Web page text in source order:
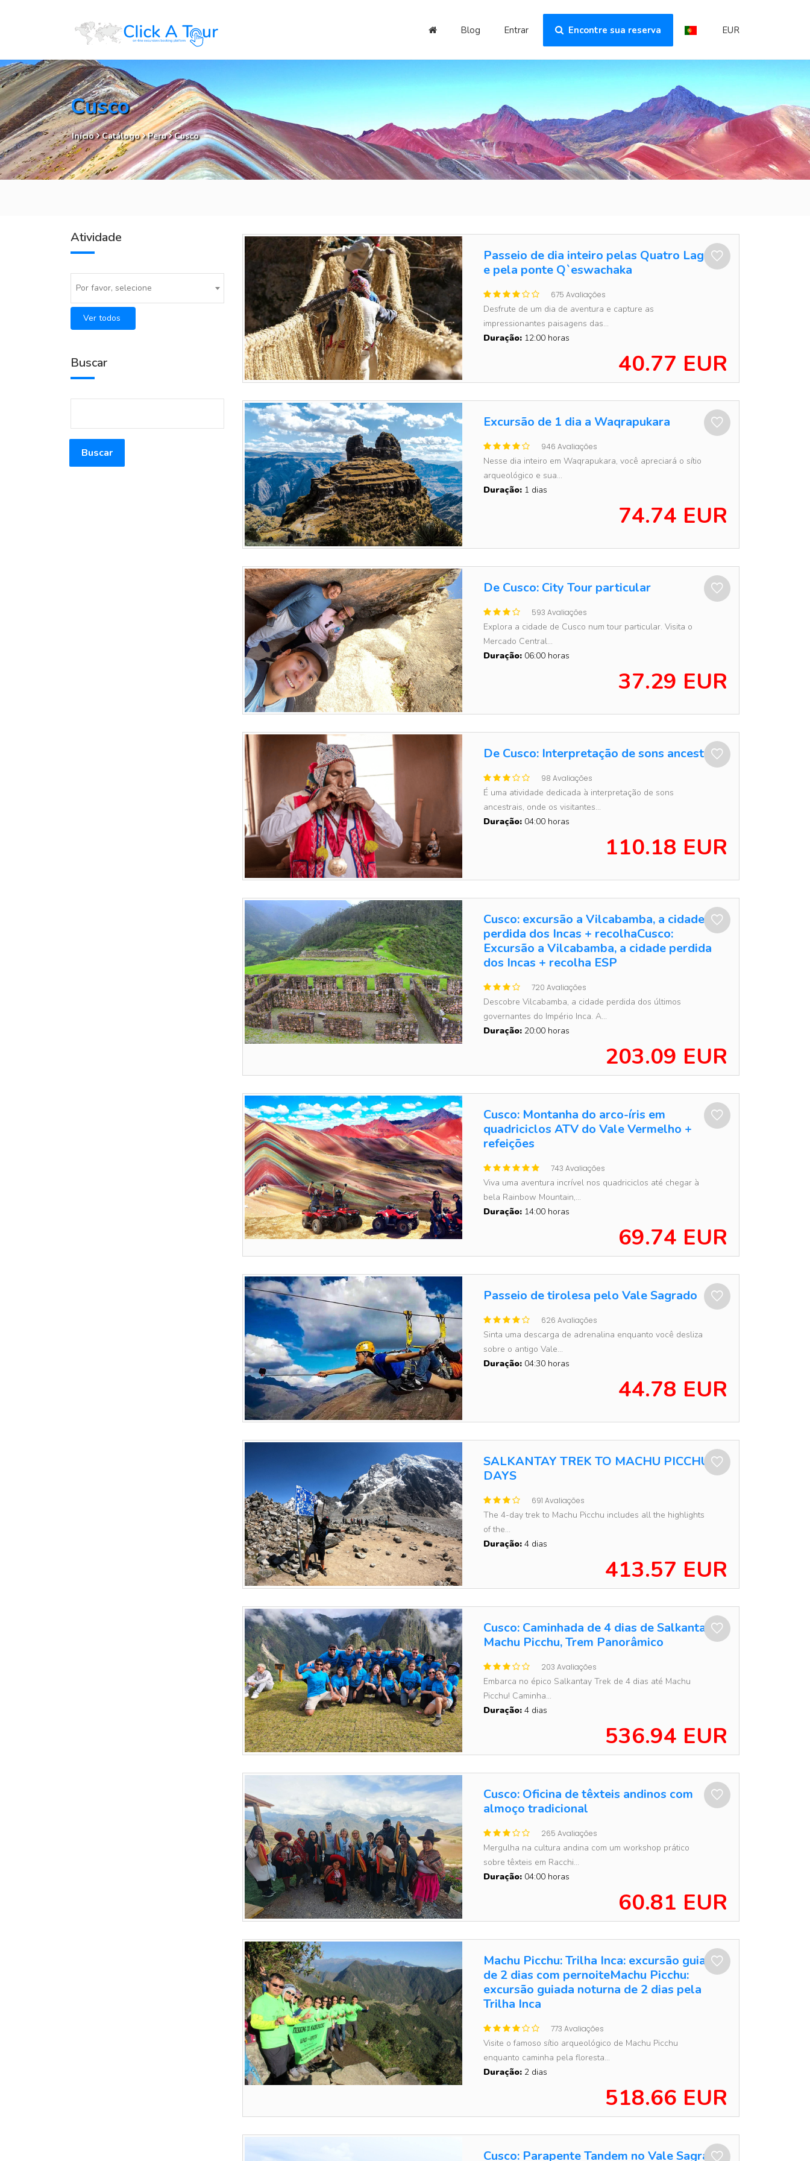
Blog Entrar Encontre sua reserva EUR
Cusco
Início Catálogo Peru Cusco
Atividade
Por favor, selecione
Ver todos
Buscar
Buscar
Passeio de dia inteiro pelas Quatro Lagoas
e pela ponte Q`eswachaka
675 Avaliações
Desfrute de um dia de aventura e capture as
impressionantes paisagens das...
Duração: 12:00 horas
40.77 EUR
Excursão de 1 dia a Waqrapukara
946 Avaliações
Nesse dia inteiro em Waqrapukara, você apreciará o sítio
arqueológico e sua...
Duração: 1 dias
74.74 EUR
De Cusco: City Tour particular
593 Avaliações
Explora a cidade de Cusco num tour particular. Visita o
Mercado Central...
Duração: 06:00 horas
37.29 EUR
De Cusco: Interpretação de sons ancestrais
98 Avaliações
É uma atividade dedicada à interpretação de sons
ancestrais, onde os visitantes...
Duração: 04:00 horas
110.18 EUR
Cusco: excursão a Vilcabamba, a cidade
perdida dos Incas + recolhaCusco:
Excursão a Vilcabamba, a cidade perdida
dos Incas + recolha ESP
720 Avaliações
Descobre Vilcabamba, a cidade perdida dos últimos
governantes do Império Inca. A...
Duração: 20:00 horas
203.09 EUR
Cusco: Montanha do arco-íris em
quadriciclos ATV do Vale Vermelho +
refeições
743 Avaliações
Viva uma aventura incrível nos quadriciclos até chegar à
bela Rainbow Mountain,...
Duração: 14:00 horas
69.74 EUR
Passeio de tirolesa pelo Vale Sagrado
626 Avaliações
Sinta uma descarga de adrenalina enquanto você desliza
sobre o antigo Vale...
Duração: 04:30 horas
44.78 EUR
SALKANTAY TREK TO MACHU PICCHU 4
DAYS
691 Avaliações
The 4-day trek to Machu Picchu includes all the highlights
of the...
Duração: 4 dias
413.57 EUR
Cusco: Caminhada de 4 dias de Salkantay a
Machu Picchu, Trem Panorâmico
203 Avaliações
Embarca no épico Salkantay Trek de 4 dias até Machu
Picchu! Caminha...
Duração: 4 dias
536.94 EUR
Cusco: Oficina de têxteis andinos com
almoço tradicional
265 Avaliações
Mergulha na cultura andina com um workshop prático
sobre têxteis em Racchi...
Duração: 04:00 horas
60.81 EUR
Machu Picchu: Trilha Inca: excursão guiada
de 2 dias com pernoiteMachu Picchu:
excursão guiada noturna de 2 dias pela
Trilha Inca
773 Avaliações
Visite o famoso sítio arqueológico de Machu Picchu
enquanto caminha pela floresta...
Duração: 2 dias
518.66 EUR
Cusco: Parapente Tandem no Vale Sagrado